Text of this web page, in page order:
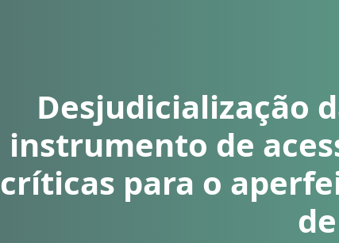
Desjudicialização
instrumento de
críticas para o